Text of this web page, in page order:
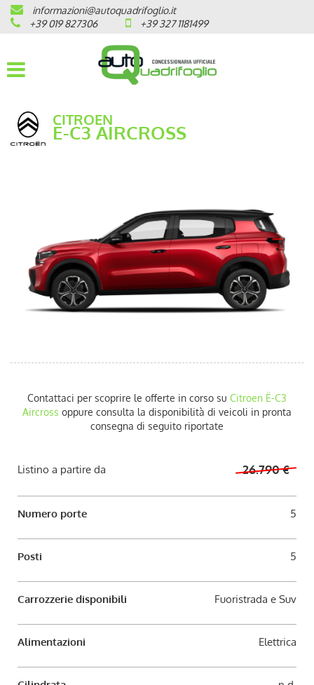
HOME
AZIENDA
OPEL
PRONTA CONSEGNA / KM 0
VEICOLI CON ECOBONUS
ACQUISTIAMO USATO
ASSISTENZA
informazioni@autoquadrifoglio.it
+39 019 827306
+39 327 1181499
CITROEN
Ë-C3 AIRCROSS
Contattaci per scoprire le offerte in corso su Citroen Ë-C3
Aircross oppure consulta la disponibilità di veicoli in pronta
consegna di seguito riportate
Listino a partire da 26.790 €
Numero porte 5
Posti 5
Carrozzerie disponibili Fuoristrada e Suv
Alimentazioni Elettrica